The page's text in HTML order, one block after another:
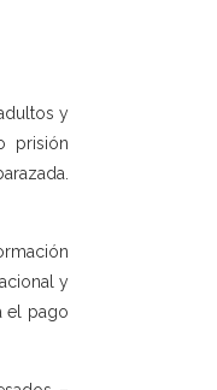
y
prisión
y
el pago